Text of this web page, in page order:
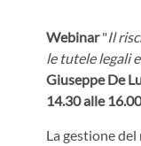
Webinar"Il
le tutele legali
Giuseppe De
14.30 alle
La gestione